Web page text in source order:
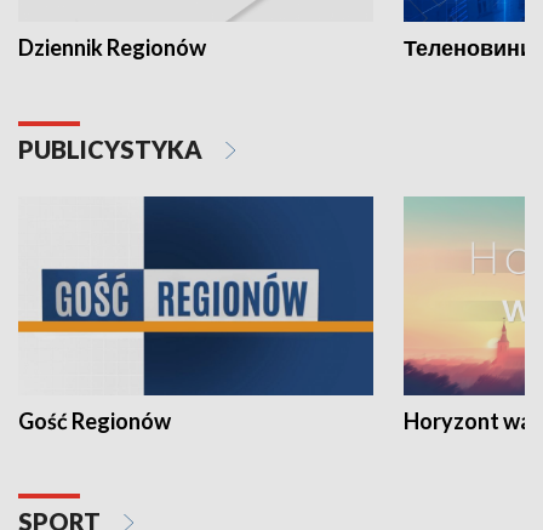
Dziennik Regionów Теленовини
PUBLICYSTYKA
Gość Regionów Horyzont
SPORT